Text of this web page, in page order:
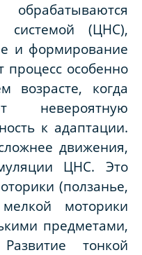
системой (ЦНС),
и формирование
процесс особенно
возрасте, когда
невероятную
к адаптации.
движения,
ЦНС. Это
(ползанье,
моторики
предметами,
тонкой